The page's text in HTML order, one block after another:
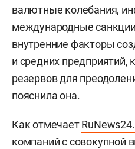
валютные колебания,
международные
внутренние факторы
и средних
резервов для
пояснила она.
Как отмечает
компаний с совокупной